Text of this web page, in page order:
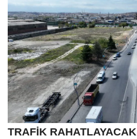
TRAFİK RAHATLAYACAK